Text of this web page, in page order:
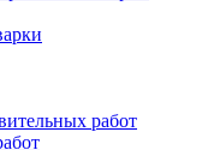
работ